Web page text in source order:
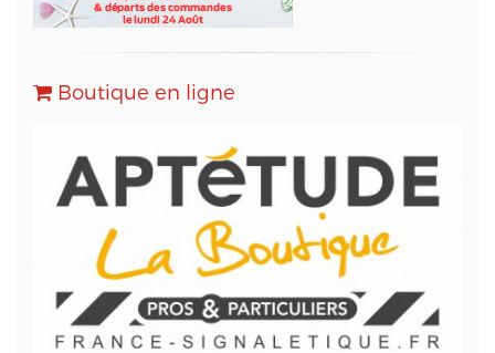
- Sarbacane (www.sarbacane.com) en tant que
Transactionnels (SMTP) et pour le Marketing
Automation.
Conformément à la loi « informatique et libertés »,
vous pouvez exercer votre droit d'accès aux
données vous concernant et les faire rectifier en
contactant M. Christophe PATRY, responsable
technique web et des données informatiques, au
05 56 67 68 01 ou par mail sur info@aptetude.net.
Boutique en ligne